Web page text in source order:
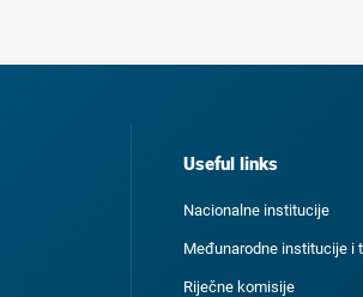
Useful links
Nacionalne institucije
Međunarodne institucije i
Riječne komisije